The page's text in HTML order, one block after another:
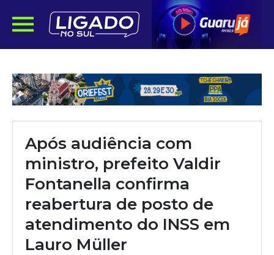
Após audiência com
ministro, prefeito Valdir
Fontanella confirma
reabertura de posto de
atendimento do INSS em
Lauro Müller